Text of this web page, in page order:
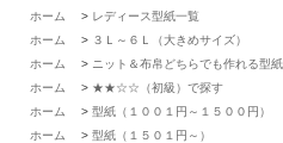
ホーム
> レディース型紙一覧
ホーム
> ３Ｌ～６Ｌ（大きめサイズ）
ホーム
> ニット＆布帛どちらでも作れる型紙
ホーム
> ★★☆☆（初級）で探す
ホーム
> 型紙（１００１円～１５００円）
ホーム
> 型紙（１５０１円～）